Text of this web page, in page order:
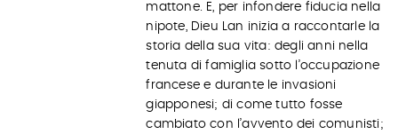
mattone. E, per infondere fiducia nella
nipote, Dieu Lan inizia a raccontarle la
storia della sua vita: degli anni nella
tenuta di famiglia sotto l’occupazione
francese e durante le invasioni
giapponesi; di come tutto fosse
cambiato con l’avvento dei comunisti;